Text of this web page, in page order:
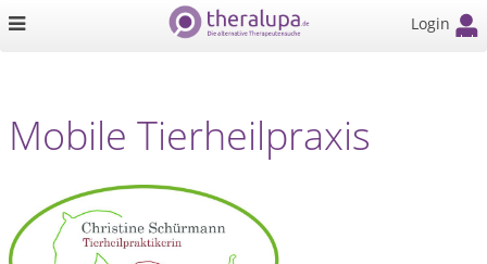
Login
Mobile Tierheilpraxis